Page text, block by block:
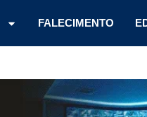
FALECIMENTO